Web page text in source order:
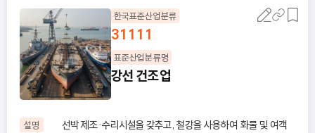
한국표준산업분류
31111
표준산업분류명
강선 건조업
설명
선박 제조·수리시설을 갖추고, 철강을 사용하여 화물 및 여객